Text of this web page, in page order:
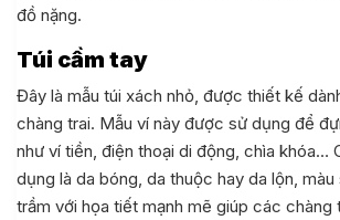
đồ nặng.
Túi cầm tay
Đây là mẫu túi xách nhỏ, được thiết kế
chàng trai. Mẫu ví này được sử dụng để
như ví tiền, điện thoại di động, chìa khóa…
dụng là da bóng, da thuộc hay da lộn,
trầm với họa tiết mạnh mẽ giúp các chàng